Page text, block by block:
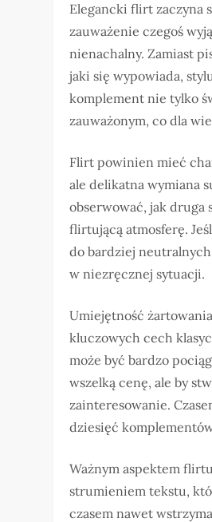
Elegancki flirt zaczyna
zauważenie czegoś
nienachalny. Zamiast
jaki się wypowiada,
komplement nie tylko
zauważonym, co dla
Flirt powinien mieć
ale delikatna wymiana
obserwować, jak druga
flirtującą atmosferę.
do bardziej
w niezręcznej sytuacji.
Umiejętność
kluczowych cech
może być bardzo
wszelką cenę, ale by
zainteresowanie.
dziesięć
Ważnym aspektem
strumieniem tekstu,
czasem nawet